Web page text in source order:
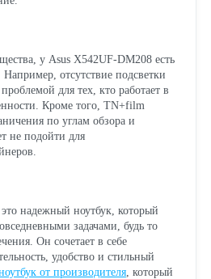
у Asus X542UF-DM208 есть
отсутствие подсветки
для тех, кто работает в
Кроме того, TN+film
по углам обзора и
не подойти для
надежный ноутбук, который
задачами, будь то
Он сочетает в себе
удобство и стильный
от производителя, который